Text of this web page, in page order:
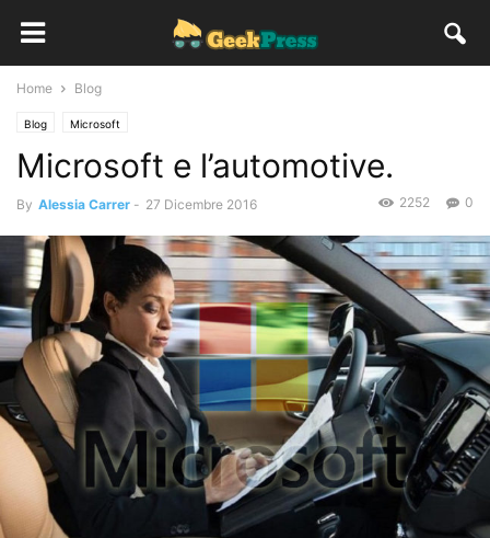
Home Blog
Blog Microsoft
Microsoft e l’automotive.
By Alessia Carrer - 27 Dicembre 2016 0
2252